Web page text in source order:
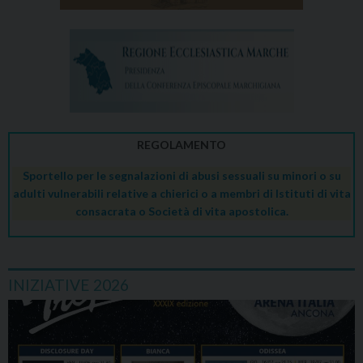
REGOLAMENTO
Sportello per le segnalazioni di abusi sessuali su minori o su
adulti vulnerabili relative a chierici o a membri di Istituti di vita
consacrata o Società di vita apostolica.
INIZIATIVE 2026